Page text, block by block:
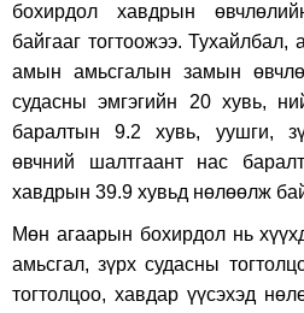
бохирдол хавдрын
байгааг тогтоожээ.
амын амьсгалын замын
судасны эмгэгийн 20 хувь,
баралтын 9.2 хувь, уушги,
өвчний шалтгаант нас
хавдрын 39.9 хувьд нөлөөлж
Мөн агаарын бохирдол нь
амьсгал, зүрх судасны
тогтолцоо, хавдар үүсэхэд